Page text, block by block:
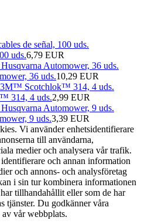
uds.6,79 EUR
36 uds.10,29 EUR
314, 4 uds.2,99 EUR
9 uds.3,39 EUR
Vi använder enhetsidentifierare
till användarna,
medier och analysera vår trafik.
och annan information
och annons- och analysföretag
i sin tur kombinera informationen
tillhandahållit eller som de har
tjänster. Du godkänner våra
vår webbplats.